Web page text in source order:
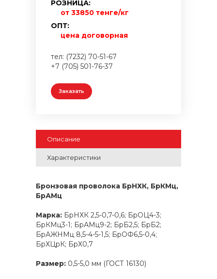
РОЗНИЦА:
от 33850 тенге/кг
ОПТ:
цена договорная
тел: (7232) 70-51-67
+7 (705) 501-76-37
Заказать
Описание
Характеристики
Бронзовая проволока БрНХК, БрКМц,
БрАМц
Марка: БрНХК 2,5-0,7-0,6; БрОЦ4-3;
БрКМц3-1; БрАМц9-2; БрБ2,5; БрБ2;
БрАЖНМц 8,5-4-5-1,5; БрОФ6,5-0,4;
БрХЦрК; БрХ0,7
Размер: 0,5-5,0 мм (ГОСТ 16130)